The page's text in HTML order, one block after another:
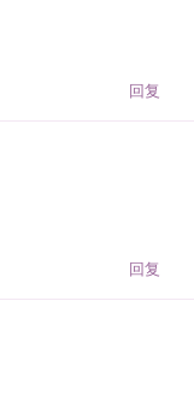
回复
回复